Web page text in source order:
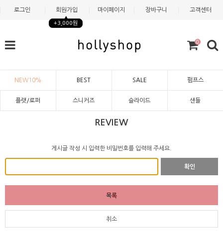
로그인 회원가입
+3,000원
마이페이지 장바구니 고객센터
0
NEW10% BEST SALE 펌프스
플랫/로퍼 스니커즈 슬라이드 샌들
REVIEW
게시글 작성 시 입력한 비밀번호를 입력해 주세요.
확인
목록
취소